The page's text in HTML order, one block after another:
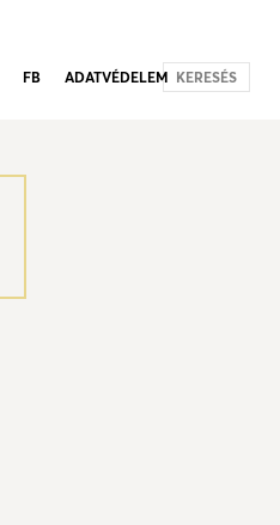
FB ADATVÉDELEM KERESÉS